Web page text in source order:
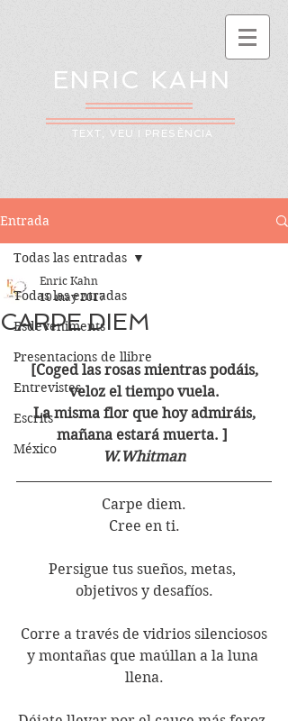
ENRIC KAHN
TEXT, VEU I PRESÈNCIA
Entrada
Todas las entradas
Esdeveniments
Presentacions de llibre
Entrevistes
Escrits
México
Todas las entradas
CARPE DIEM
Enric Kahn
10 may 2017
[Coged las rosas mientras podáis,
veloz el tiempo vuela.
La misma flor que hoy admiráis,
mañana estará muerta. ]
W.Whitman
Carpe diem.
Cree en ti.
Persigue tus sueños, metas,
objetivos y desafíos.
Corre a través de vidrios silenciosos
y montañas que maúllan a la luna
llena.